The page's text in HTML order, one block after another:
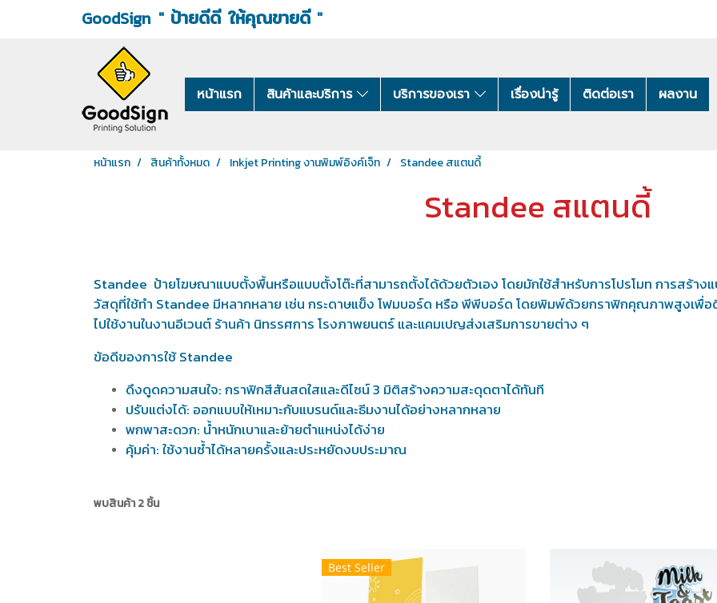
GoodSign " ป้ายดีดี ให้คุณขายดี"
หน้าแรก สินค้าและบริการ บริการของเรา เรื่องน่ารู้ ติดต่อเรา ผลงาน
หน้าแรก สินค้าทั้งหมด Inkjet Printing งานพิมพ์อิงค์เจ็ท Standee สแตนดี้
Standee สแตนดี้
Standee ป้ายโฆษณาแบบตั้งพื้นหรือแบบตั้งโต๊ะที่สามารถตั้งได้ด้วยตัวเอง โดยมักใช้สำหรับการโปรโมท การสร้าง
วัสดุที่ใช้ทำ Standee มีหลากหลาย เช่น กระดาษแข็ง โฟมบอร์ด หรือ พีพีบอร์ด โดยพิมพ์ด้วยกราฟิกคุณภาพสูงเพื่
ไปใช้งานในงานอีเวนต์ ร้านค้า นิทรรศการ โรงภาพยนตร์ และแคมเปญส่งเสริมการขายต่าง ๆ
ข้อดีของการใช้ Standee
ดึงดูดความสนใจ: กราฟิกสีสันสดใสและดีไซน์ 3 มิติสร้างความสะดุดตาได้ทันที
ปรับแต่งได้: ออกแบบให้เหมาะกับแบรนด์และธีมงานได้อย่างหลากหลาย
พกพาสะดวก: น้ำหนักเบาและย้ายตำแหน่งได้ง่าย
คุ้มค่า: ใช้งานซ้ำได้หลายครั้งและประหยัดงบประมาณ
พบสินค้า 2 ชิ้น
Best Seller